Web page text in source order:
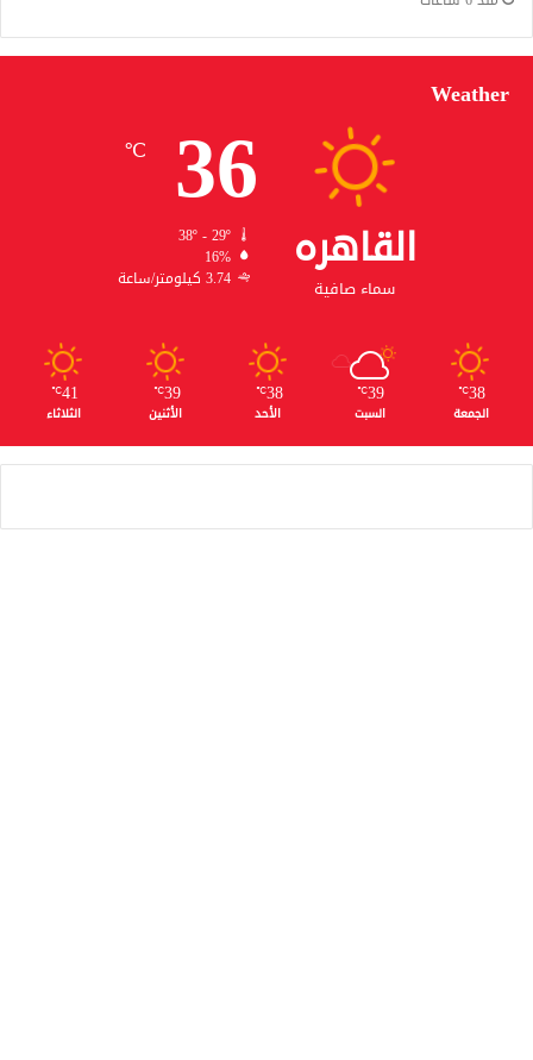
Weather
القاهره
سماء صافية
36
℃
38º - 29º
16%
3.74 كيلومتر/ساعة
38
℃
الجمعة
39
℃
السبت
38
℃
الأحد
39
℃
الأثنين
41
℃
الثلاثاء